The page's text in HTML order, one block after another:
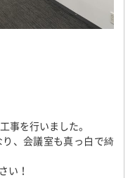
事を行いました。
、会議室も真っ白で綺
い！